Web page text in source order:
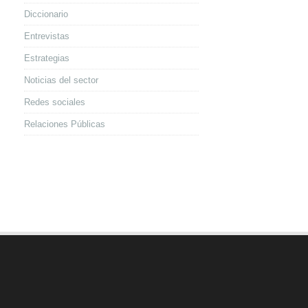
Diccionario
Entrevistas
Estrategias
Noticias del sector
Redes sociales
Relaciones Públicas